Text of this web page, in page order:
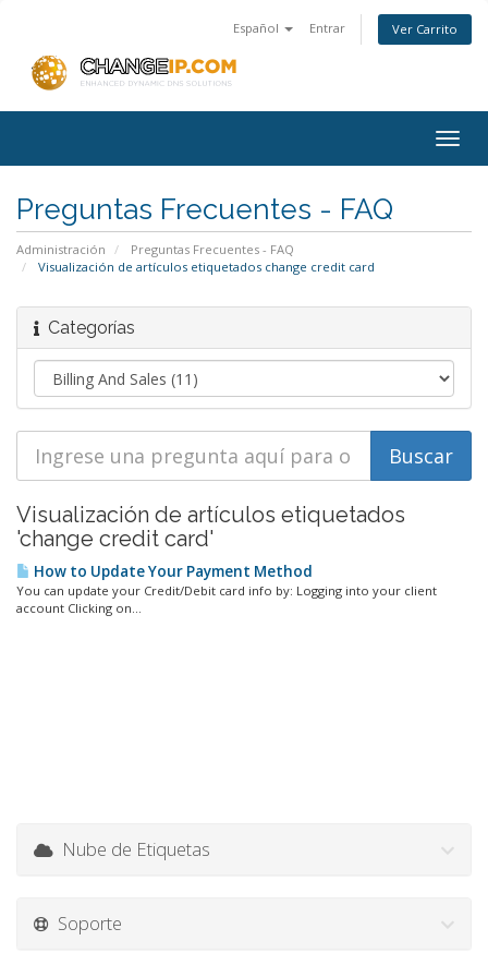
Español Entrar Ver Carrito
Preguntas Frecuentes - FAQ
Administración
Preguntas Frecuentes - FAQ
Visualización de artículos etiquetados change credit card
Categorías
Visualización de artículos etiquetados
'change credit card'
How to Update Your Payment Method
You can update your Credit/Debit card info by: Logging into your client
account Clicking on...
Nube de Etiquetas
Soporte